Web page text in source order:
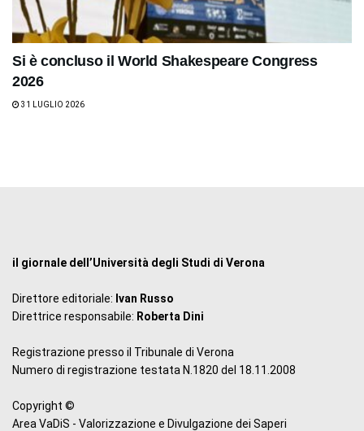
Si è concluso il World Shakespeare Congress
2026
31 LUGLIO 2026
il giornale dell’Università degli Studi di Verona
Direttore editoriale: Ivan Russo
Direttrice responsabile: Roberta Dini
Registrazione presso il Tribunale di Verona
Numero di registrazione testata N.1820 del 18.11.2008
Copyright ©
Area VaDiS - Valorizzazione e Divulgazione dei Saperi